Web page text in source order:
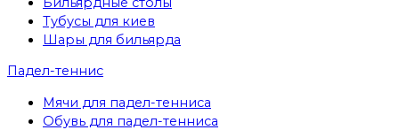
Тубусы для киев
Шары для бильярда
Падел-теннис
Мячи для падел-тенниса
Обувь для падел-тенниса